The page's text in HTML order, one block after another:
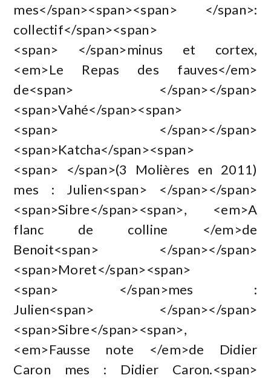
mes</span><span><span> </span>:
collectif</span><span>
<span> </span>minus et cortex,
<em>Le Repas des fauves</em>
de<span> </span></span>
<span>Vahé</span><span>
<span> </span></span>
<span>Katcha</span><span>
<span> </span>(3 Molières en 2011)
mes : Julien<span> </span></span>
<span>Sibre</span><span>, <em>A
flanc de colline </em>de
Benoit<span> </span></span>
<span>Moret</span><span>
<span> </span>mes :
Julien<span> </span></span>
<span>Sibre</span><span>,
<em>Fausse note </em>de Didier
Caron mes : Didier Caron.<span>